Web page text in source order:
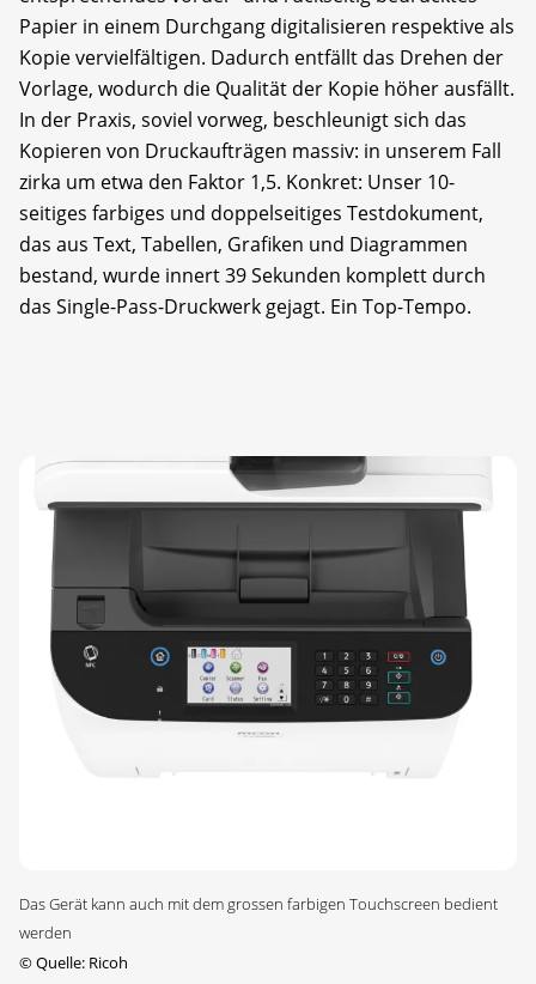
Papier in einem Durchgang digitalisieren respektive als
Kopie vervielfältigen. Dadurch entfällt das Drehen der
Vorlage, wodurch die Qualität der Kopie höher ausfällt.
In der Praxis, soviel vorweg, beschleunigt sich das
Kopieren von Druckaufträgen massiv: in unserem Fall
zirka um etwa den Faktor 1,5. Konkret: Unser 10-
seitiges farbiges und doppelseitiges Testdokument,
das aus Text, Tabellen, Grafiken und Diagrammen
bestand, wurde innert 39 Sekunden komplett durch
das Single-Pass-Druckwerk gejagt. Ein Top-Tempo.
Das Gerät kann auch mit dem grossen farbigen Touchscreen bedient
werden
©Quelle: Ricoh